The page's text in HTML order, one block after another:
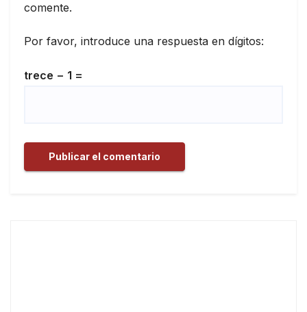
comente.
Por favor, introduce una respuesta en dígitos:
trece − 1 =